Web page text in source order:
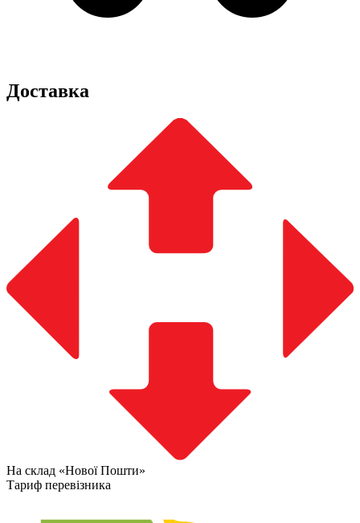
Доставка
На склад «Нової Пошти»
Тариф перевізника